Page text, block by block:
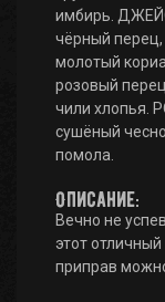
имбирь.
чёрный
молотый
розовый
чили хлопья.
сушёный
помола.
Описание:
Вечно не
этот
приправ